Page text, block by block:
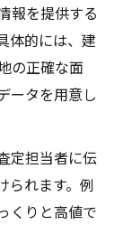
報を提供する
体的には、建
の正確な面
ータを用意し
定担当者に伝
られます。例
くりと高値で